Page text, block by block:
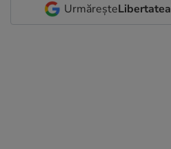
UrmăreșteLibertatea